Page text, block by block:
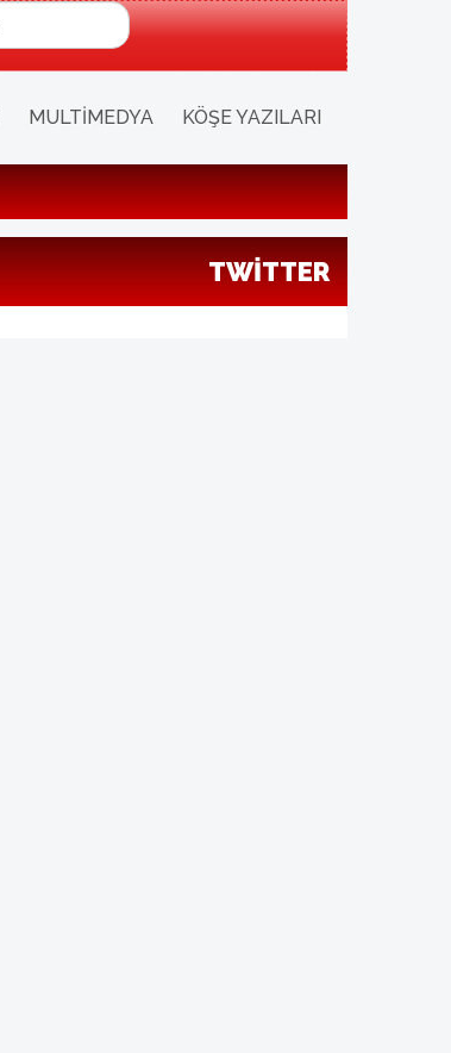
MULTIMEDYA KÖŞE YAZILARI
TWITTER